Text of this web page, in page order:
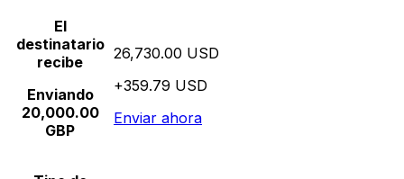
El
destinatario
recibe
Enviando
20,000.00
GBP
26,730.00 USD
+359.79 USD
Enviar ahora